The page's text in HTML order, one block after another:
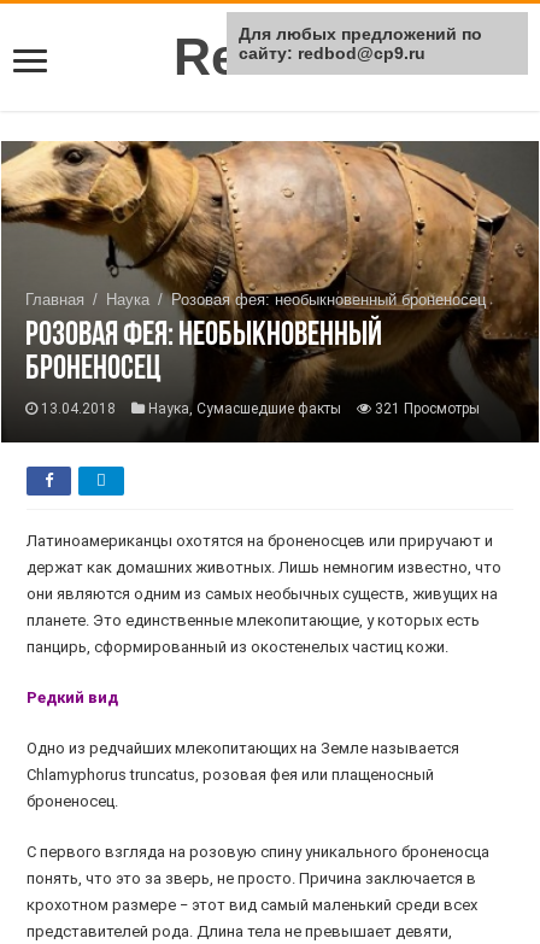
Rei Red
Главная / Наука / Розовая фея: необыкновенный броненосец
Розовая фея: необыкновенный
броненосец
13.04.2018 Наука,Сумасшедшие факты 321 Просмотры
Латиноамериканцы охотятся на броненосцев или приручают и
держат как домашних животных. Лишь немногим известно, что
они являются одним из самых необычных существ, живущих на
планете. Это единственные млекопитающие, у которых есть
панцирь, сформированный из окостенелых частиц кожи.
Редкий вид
Одно из редчайших млекопитающих на Земле называется
Chlamyphorus truncatus, розовая фея или плащеносный
броненосец.
С первого взгляда на розовую спину уникального броненосца
понять, что это за зверь, не просто. Причина заключается в
крохотном размере − этот вид самый маленький среди всех
представителей рода. Длина тела не превышает девяти,
Для любых предложений по
сайту: redbod@cp9.ru